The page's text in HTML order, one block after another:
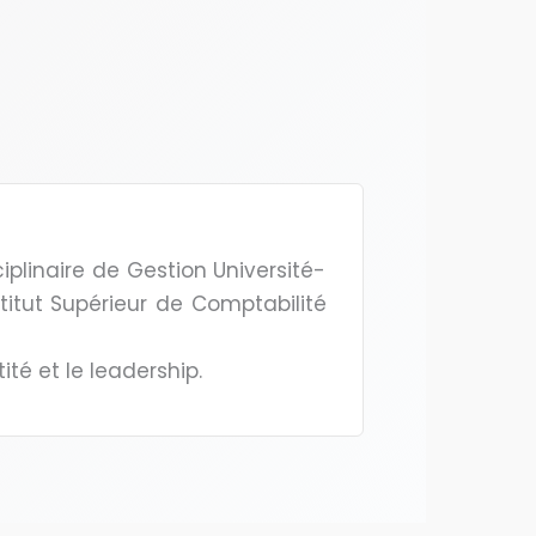
de Gestion Université-
Supérieur de Comptabilité
et le leadership.